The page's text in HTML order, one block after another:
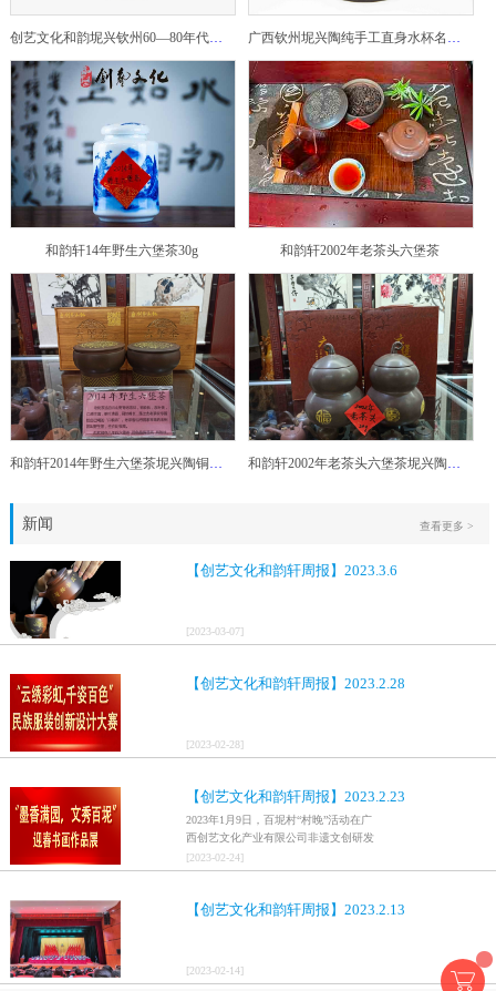
创艺文化和韵坭兴钦州60—80年代坭兴陶老壶——玉奎壶 广西钦州坭兴陶纯手工直身水杯名家陶瓷大师紫砂建水紫陶
和韵轩14年野生六堡茶30g 和韵轩2002年老茶头六堡茶
和韵轩2014年野生六堡茶坭兴陶铜鼓茶罐 和韵轩2002年老茶头六堡茶坭兴陶葫芦茶罐
新闻
【创艺文化和韵轩周报】2023.3.6
[2023-03-07]
【创艺文化和韵轩周报】2023.2.28
[2023-02-28]
【创艺文化和韵轩周报】2023.2.23
2023年1月9日，百坭村“村晚”活动在广
西创艺文化产业有限公司非遗文创研发
基地、百色市乐业县百坭壮族织布技艺
传承创意基地正式开启，活动紧扣“启航
村特色设计舞美，突出乡村文艺新体
[2023-02-24]
【创艺文化和韵轩周报】2023.2.13
[2023-02-14]
查看更多 >